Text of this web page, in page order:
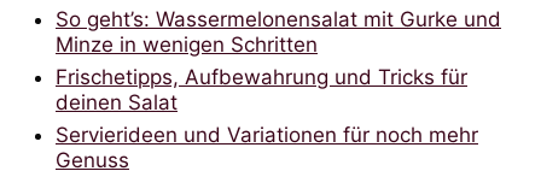
So geht’s: Wassermelonensalat mit Gurke und
Minze in wenigen Schritten
Frischetipps, Aufbewahrung und Tricks für
deinen Salat
Servierideen und Variationen für noch mehr
Genuss